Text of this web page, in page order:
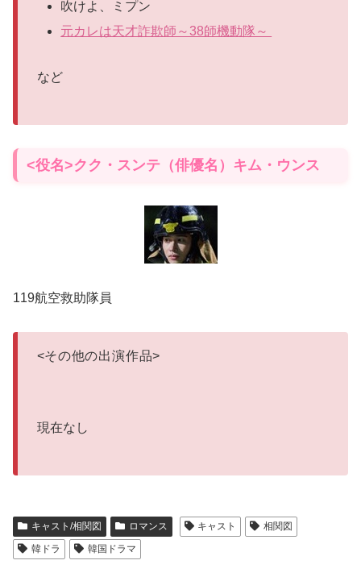
吹けよ、ミプン
元カレは天才詐欺師～38師機動隊～
など
<役名>クク・スンテ（俳優名）キム・ウンス
119航空救助隊員
<その他の出演作品>
現在なし
キャスト/相関図 ロマンス キャスト
相関図
韓ドラ
韓国ドラマ